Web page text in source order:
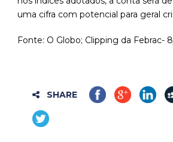
uma cifra com potencial para geral
Fonte: O Globo; Clipping da Febrac-
SHARE